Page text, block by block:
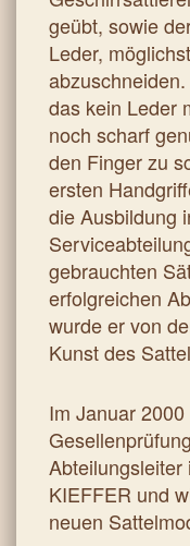
geübt, sowie
Leder,
das kein Leder
noch scharf
den Finger zu
ersten
die Ausbildung
gebrauchten
erfolgreichen
wurde er von
Kunst des
Im Januar
KIEFFER und
neuen